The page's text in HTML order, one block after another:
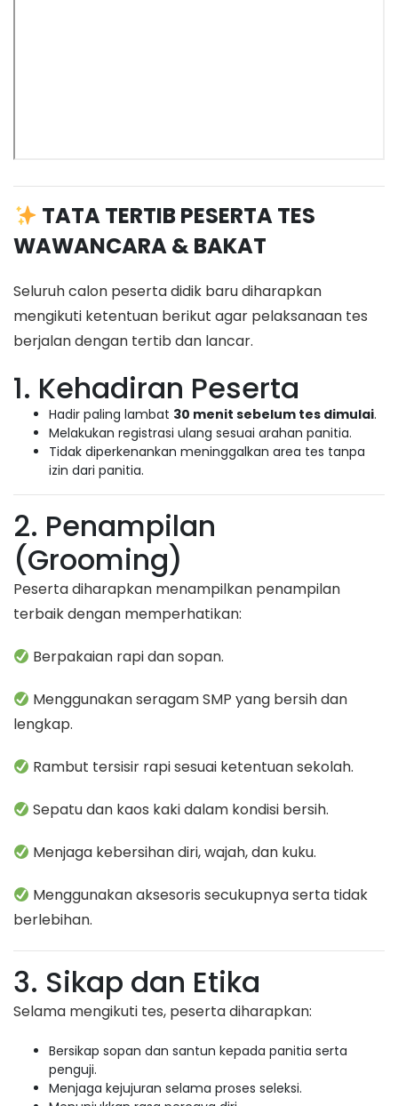
TATA TERTIB PESERTA TES
WAWANCARA & BAKAT
Seluruh calon peserta didik baru diharapkan
mengikuti ketentuan berikut agar pelaksanaan tes
berjalan dengan tertib dan lancar.
1. Kehadiran Peserta
Hadir paling lambat 30 menit sebelum tes dimulai.
Melakukan registrasi ulang sesuai arahan panitia.
Tidak diperkenankan meninggalkan area tes tanpa
izin dari panitia.
2. Penampilan
(Grooming)
Peserta diharapkan menampilkan penampilan
terbaik dengan memperhatikan:
Berpakaian rapi dan sopan.
Menggunakan seragam SMP yang bersih dan
lengkap.
Rambut tersisir rapi sesuai ketentuan sekolah.
Sepatu dan kaos kaki dalam kondisi bersih.
Menjaga kebersihan diri, wajah, dan kuku.
Menggunakan aksesoris secukupnya serta tidak
berlebihan.
3. Sikap dan Etika
Selama mengikuti tes, peserta diharapkan:
Bersikap sopan dan santun kepada panitia serta
penguji.
Menjaga kejujuran selama proses seleksi.